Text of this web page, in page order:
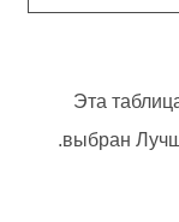
Эта
выбран